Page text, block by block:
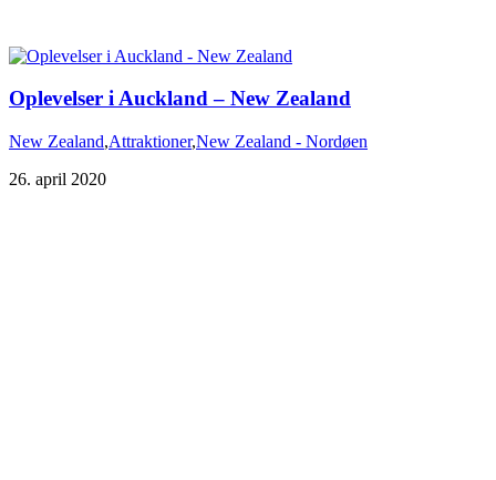
Oplevelser i Auckland – New Zealand
New Zealand,Attraktioner,New Zealand - Nordøen
26. april 2020